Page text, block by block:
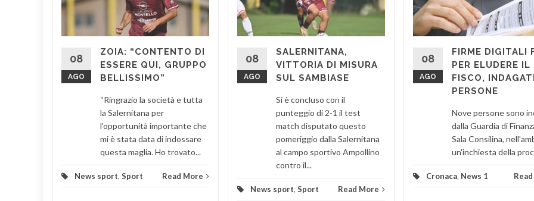
08
AGO
ZOIA: “CONTENTO DI
ESSERE QUI, GRUPPO
BELLISSIMO”
“Ringrazio la società e tutta
la Salernitana per
l’opportunità importante che
mi è stata data di indossare
questa maglia. Ho trovato...
News sport, Sport Read More
08
AGO
SALERNITANA,
VITTORIA DI MISURA
SUL SAMBIASE
Si è concluso con il
punteggio di 2-1 il test
match disputato questo
pomeriggio dalla Salernitana
al campo sportivo Ampollino
contro il...
News sport, Sport Read More
08
AGO
FIRME DIGITALI
PER ELUDERE IL
FISCO,
PERSONE
Nove persone sono
dalla Guardia di
Sala Consilina,
un'inchiesta della
Cronaca, News 1